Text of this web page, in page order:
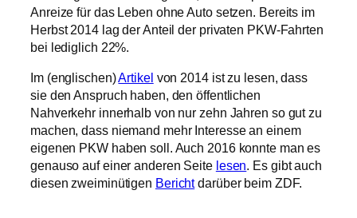
sie den Anspruch haben, den öffentlichen
Nahverkehr innerhalb von nur zehn Jahren so gut zu
machen, dass niemand mehr Interesse an einem
genauso auf einer anderen Seitelesen. Es gibt auch
diesen zweiminütigenBericht darüber beim ZDF.
7 Januar, 2019